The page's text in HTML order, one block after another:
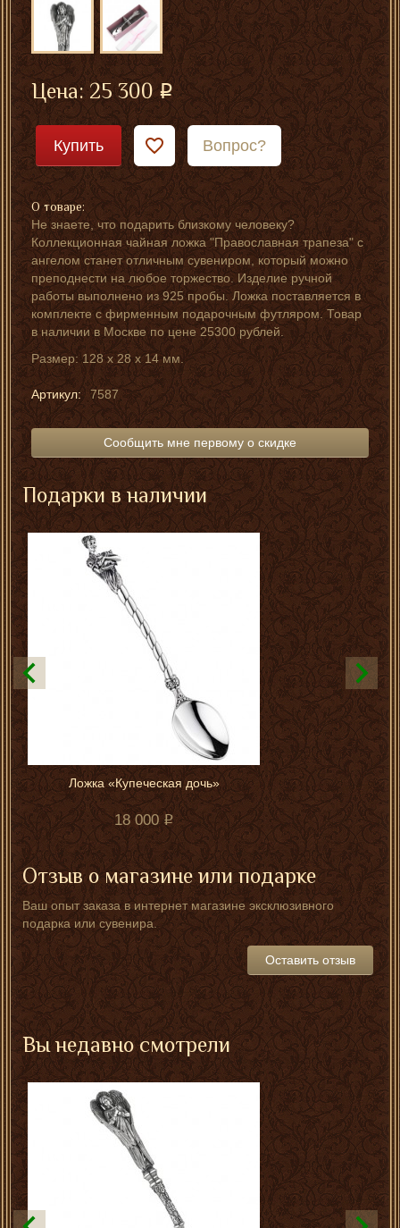
Цена:25 300
Купить Вопрос?
О товаре:
Не знаете, что подарить близкому человеку?
Коллекционная чайная ложка "Православная трапеза" с
ангелом станет отличным сувениром, который можно
преподнести на любое торжество. Изделие ручной
работы выполнено из 925 пробы. Ложка поставляется в
комплекте с фирменным подарочным футляром. Товар
в наличии в Москве по цене 25300 рублей.
Размер: 128 x 28 x 14 мм.
Артикул: 7587
Сообщить мне первому о скидке
Подарки в наличии
Ложка «Купеческая дочь»
18 000
Отзыв о магазине или подарке
Ваш опыт заказа в интернет магазине эксклюзивного
подарка или сувенира.
Оставить отзыв
Вы недавно смотрели